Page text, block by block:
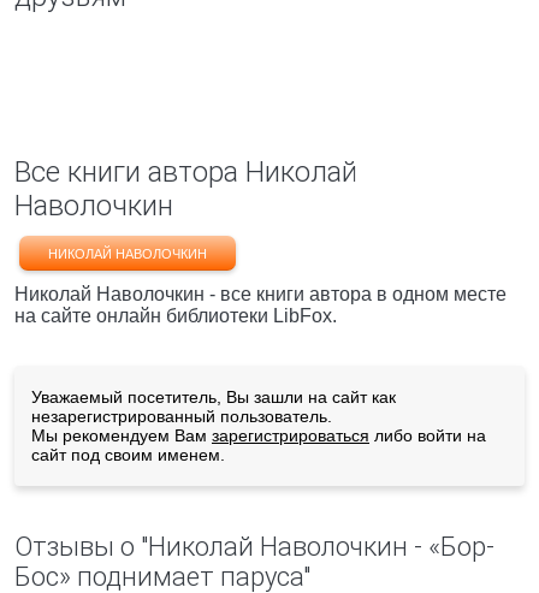
Все книги автора Николай
Наволочкин
НИКОЛАЙ НАВОЛОЧКИН
Николай Наволочкин - все книги автора в одном месте
на сайте онлайн библиотеки LibFox.
Уважаемый посетитель, Вы зашли на сайт как
незарегистрированный пользователь.
Мы рекомендуем Вам зарегистрироваться либо войти на
сайт под своим именем.
Отзывы о "Николай Наволочкин - «Бор-
Бос» поднимает паруса"